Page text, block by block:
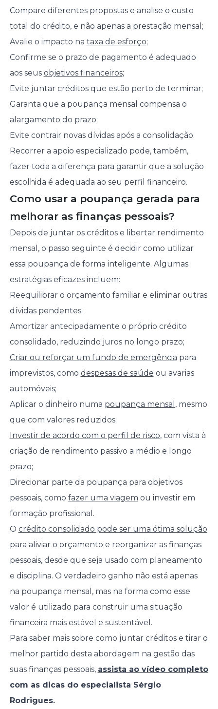
Compare diferentes propostas e analise o custo
total do crédito, e não apenas a prestação mensal;
Avalie o impacto na taxa de esforço;
Confirme se o prazo de pagamento é adequado
aos seus objetivos financeiros;
Evite juntar créditos que estão perto de terminar;
Garanta que a poupança mensal compensa o
alargamento do prazo;
Evite contrair novas dívidas após a consolidação.
Recorrer a apoio especializado pode, também,
fazer toda a diferença para garantir que a solução
escolhida é adequada ao seu perfil financeiro.
Como usar a poupança gerada para
melhorar as finanças pessoais?
Depois de juntar os créditos e libertar rendimento
mensal, o passo seguinte é decidir como utilizar
essa poupança de forma inteligente. Algumas
estratégias eficazes incluem:
Reequilibrar o orçamento familiar e eliminar outras
dívidas pendentes;
Amortizar antecipadamente o próprio crédito
consolidado, reduzindo juros no longo prazo;
Criar ou reforçar um fundo de emergência para
imprevistos, como despesas de saúde ou avarias
automóveis;
Aplicar o dinheiro numa poupança mensal , mesmo
que com valores reduzidos;
Investir de acordo com o perfil de risco, com vista à
criação de rendimento passivo a médio e longo
prazo;
Direcionar parte da poupança para objetivos
pessoais, como fazer uma viagem ou investir em
formação profissional.
O crédito consolidado pode ser uma ótima solução
para aliviar o orçamento e reorganizar as finanças
pessoais, desde que seja usado com planeamento
e disciplina. O verdadeiro ganho não está apenas
na poupança mensal, mas na forma como esse
valor é utilizado para construir uma situação
financeira mais estável e sustentável.
Para saber mais sobre como juntar créditos e tirar o
melhor partido desta abordagem na gestão das
suas finanças pessoais, assista ao vídeo completo
com as dicas do especialista Sérgio
Rodrigues.